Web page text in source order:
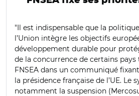
"Il est indispensable que la
l’Union intègre les objectifs
développement durable pour
de la concurrence de certains pays
FNSEA dans un communiqué
la présidence française de l’UE. Le
notamment la suspension